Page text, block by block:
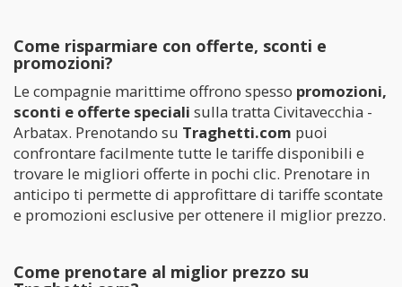
Come risparmiare con offerte, sconti e
promozioni?
Le compagnie marittime offrono spesso promozioni,
sconti e offerte speciali sulla tratta Civitavecchia -
Arbatax. Prenotando su Traghetti.com puoi
confrontare facilmente tutte le tariffe disponibili e
trovare le migliori offerte in pochi clic. Prenotare in
anticipo ti permette di approfittare di tariffe scontate
e promozioni esclusive per ottenere il miglior prezzo.
Come prenotare al miglior prezzo su